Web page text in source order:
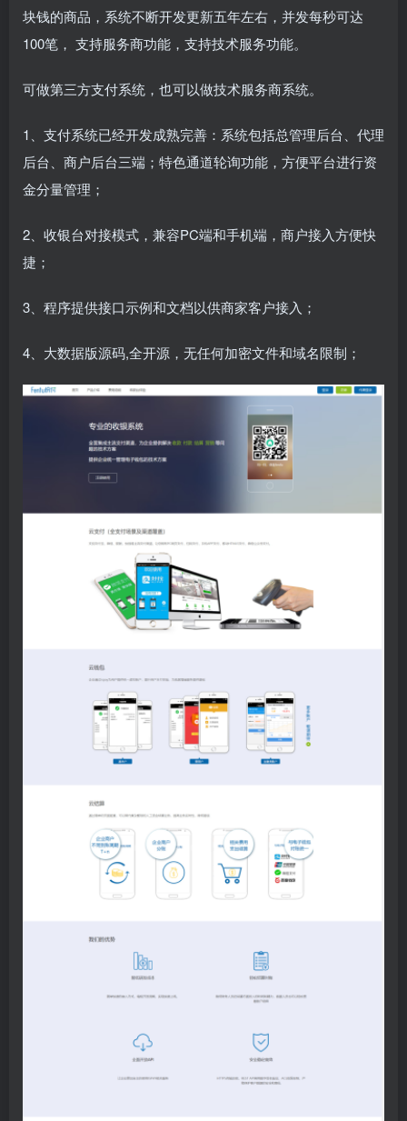
块钱的商品，系统不断开发更新五年左右，并发每秒可达
100笔， 支持服务商功能，支持技术服务功能。
可做第三方支付系统，也可以做技术服务商系统。
1、支付系统已经开发成熟完善：系统包括总管理后台、代理
后台、商户后台三端；特色通道轮询功能，方便平台进行资
金分量管理；
2、收银台对接模式，兼容PC端和手机端，商户接入方便快
捷；
3、程序提供接口示例和文档以供商家客户接入；
4、大数据版源码,全开源，无任何加密文件和域名限制；